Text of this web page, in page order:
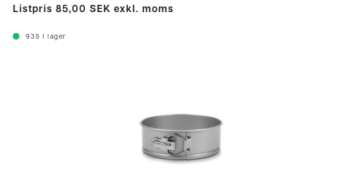
Listpris 85,00 SEK exkl. moms
935 I lager